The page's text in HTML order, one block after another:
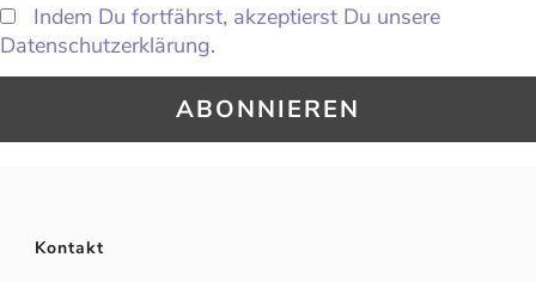
Indem Du fortfährst, akzeptierst Du unsere
Datenschutzerklärung.
Kontakt